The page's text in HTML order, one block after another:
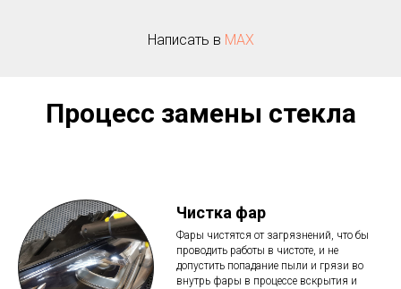
Написать в МАХ
Процесс замены стекла
Чистка фар
Фары чистятся от загрязнений, что бы
проводить работы в чистоте, и не
допустить попадание пыли и грязи во
внутрь фары в процессе вскрытия и